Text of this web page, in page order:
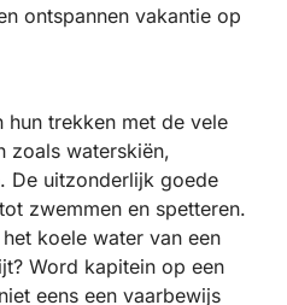
ontspannen vakantie op
hun trekken met de vele
zoals waterskiën,
De uitzonderlijk goede
zwemmen en spetteren.
koele water van een
Word kapitein op een
eens een vaarbewijs